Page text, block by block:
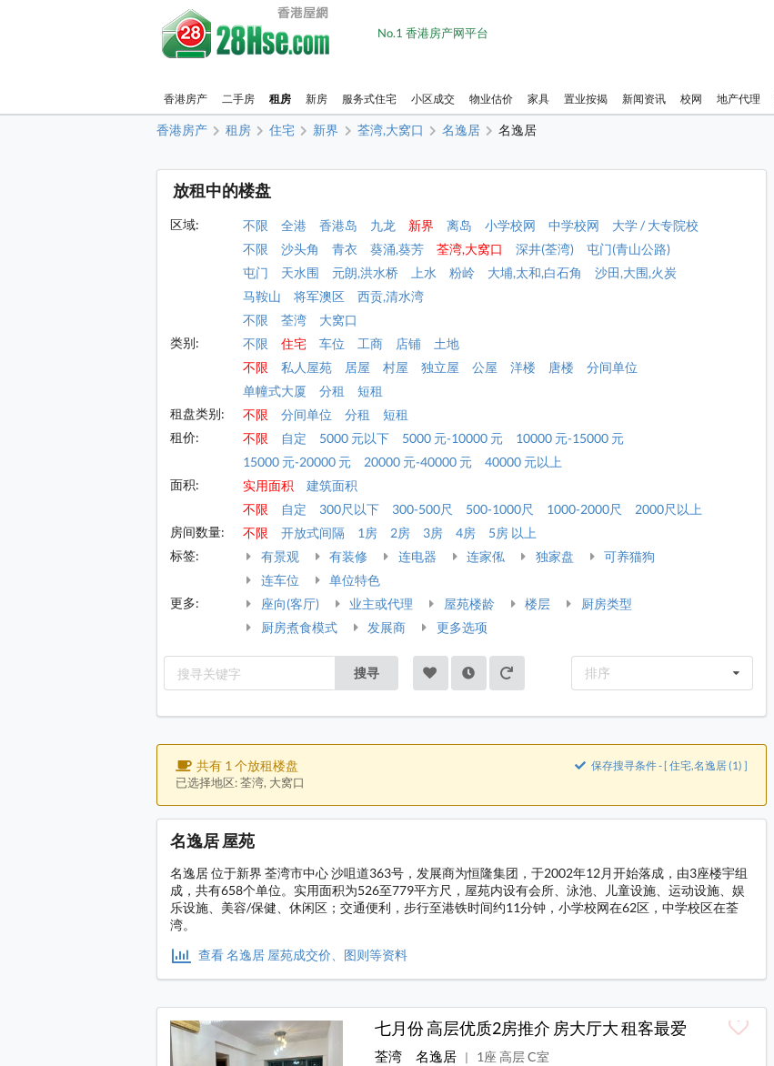
No.1 香港房产网平台
香港房产 二手房 租房 新房 服务式住宅 小区成交 物业估价 家具 置业按揭 新闻资讯 校网 地产代理
香港房产 租房 住宅 新界 荃湾,大窝口 名逸居 名逸居
放租中的楼盘
区域: 不限 全港 香港岛 九龙 新界 离岛 小学校网 中学校网
大学 / 大专院校
不限
沙头角 青衣 葵涌,葵芳 荃湾,大窝口 深井(荃湾)
屯门(青山公路)
屯门
天水围 元朗,洪水桥 上水 粉岭 大埔,太和,白石角
沙田,大围,火炭
马鞍山
将军澳区
西贡,清水湾
不限
荃湾
大窝口
类别:
不限 住宅 车位 工商 店铺
土地
不限
私人屋苑 居屋 村屋 独立屋 公屋 洋楼 唐楼
分间单位
单幢式大厦
分租
短租
租盘类别:
不限 分间单位 分租
短租
租价:
不限 自定 5000 元以下 5000 元-10000 元
10000 元-15000 元
15000 元-20000 元
20000 元-40000 元
40000 元以上
面积:
实用面积
建筑面积
不限
自定 300尺以下 300-500尺 500-1000尺 1000-2000尺
2000尺以上
房间数量:
不限 开放式间隔 1房 2房 3房 4房
5房 以上
标签:
有景观 有装修 连电器 连家俬 独家盘
可养猫狗
连车位
单位特色
更多:
座向(客厅) 业主或代理 屋苑楼龄 楼层
厨房类型
厨房煮食模式
发展商 更多选项
搜寻 排序
共有 1 个放租楼盘
已选择地区: 荃湾, 大窝口
保存搜寻条件 - [ 住宅,名逸居 (1) ]
名逸居 屋苑
名逸居 位于新界 荃湾市中心 沙咀道363号，发展商为恒隆集团，于2002年12月开始落成，由3座楼宇组
成，共有658个单位。实用面积为526至779平方尺，屋苑内设有会所、泳池、儿童设施、运动设施、娱
乐设施、美容/保健、休闲区；交通便利，步行至港铁时间约11分钟，小学校网在62区，中学校区在荃
湾。
查看 名逸居 屋苑成交价、图则等资料
七月份 高层优质2房推介 房大厅大 租客最爱
荃湾 名逸居 |
1座 高层 C室